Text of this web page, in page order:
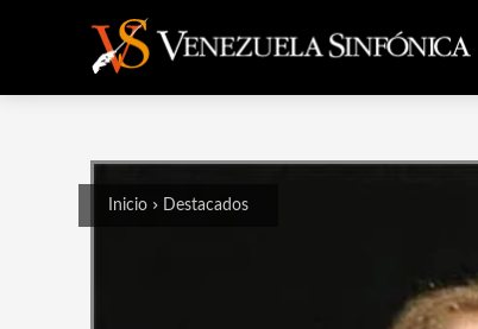
Inicio Destacados